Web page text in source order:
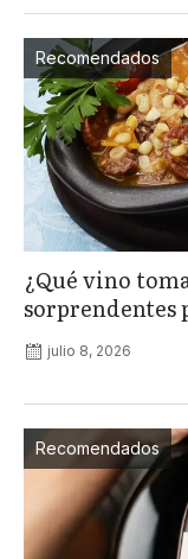
Recomendados
¿Qué vino
sorprendentes
julio 8, 2026
Recomendados